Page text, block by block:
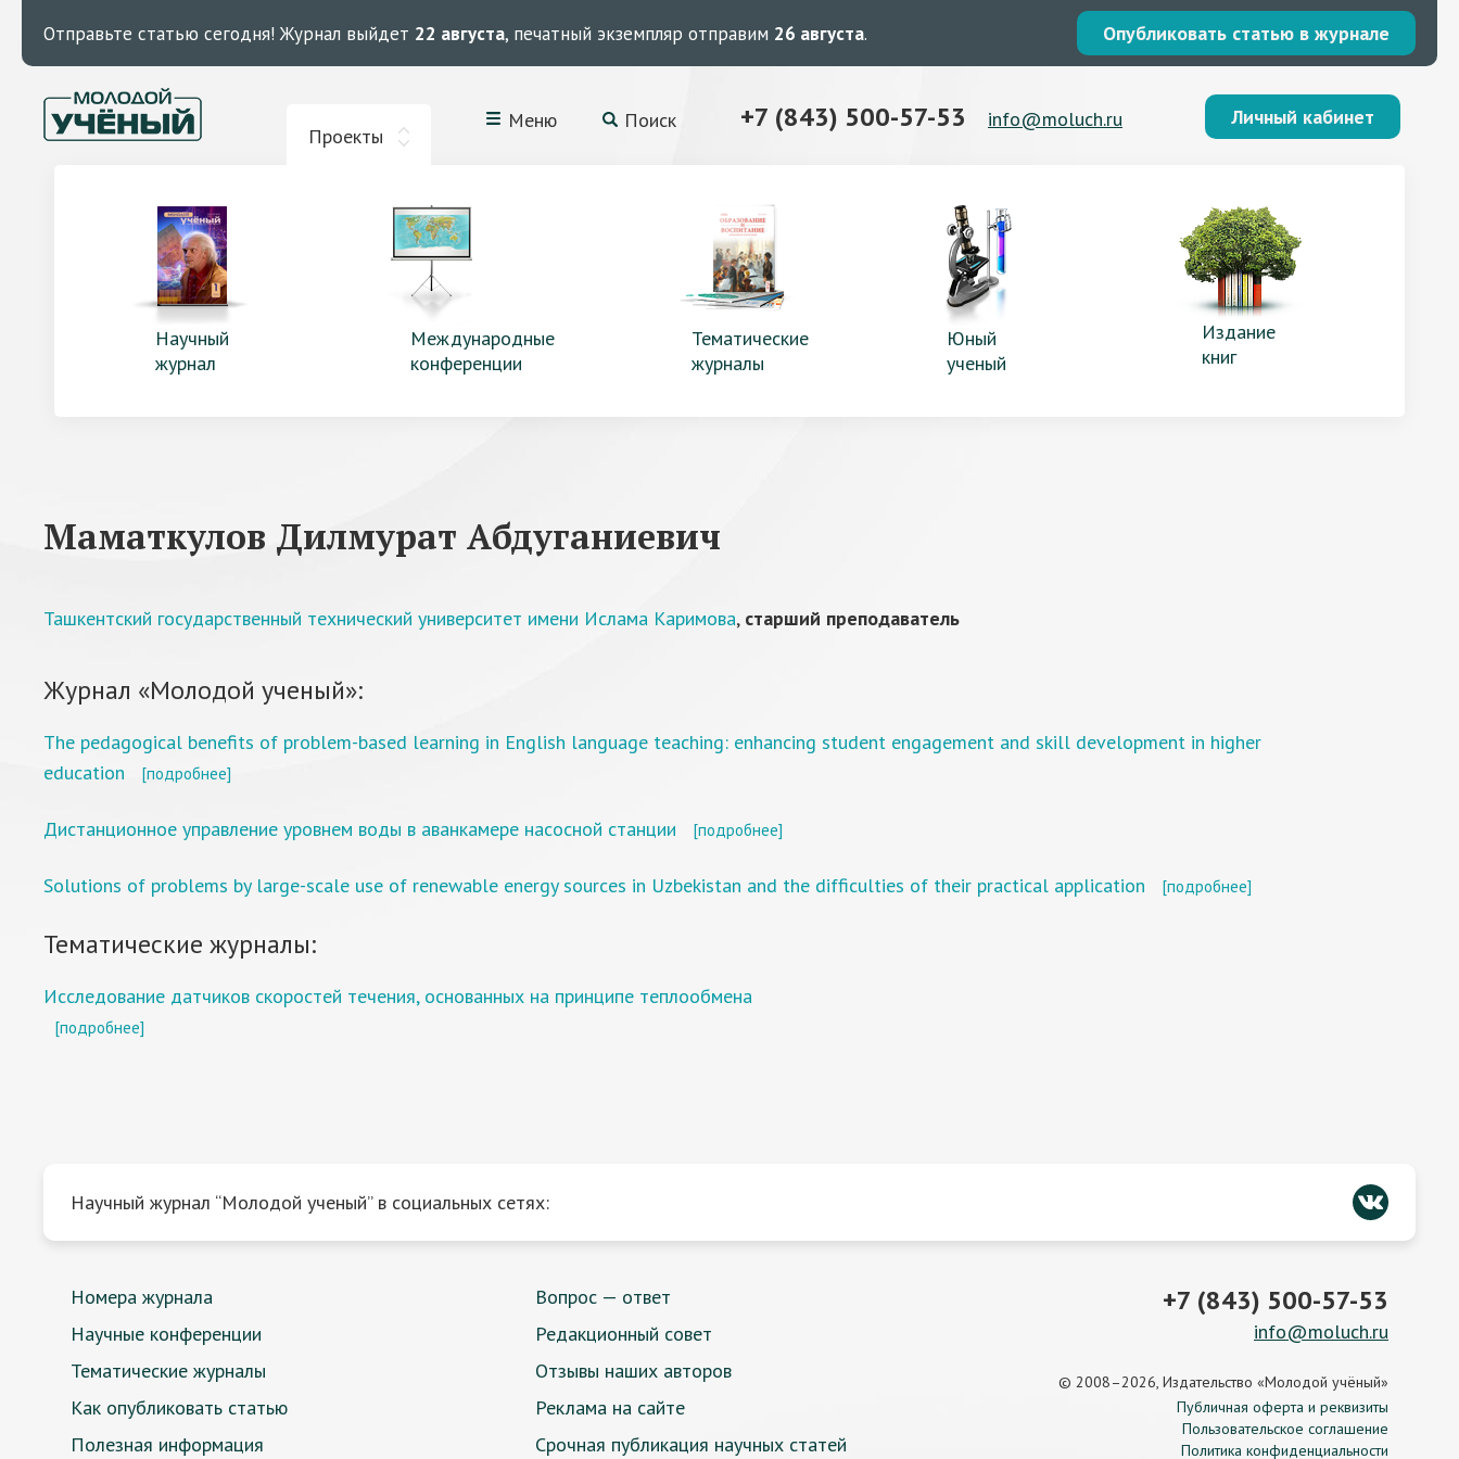
Отправьте статью сегодня! Журнал выйдет 22 августа, печатный экземпляр отправим 26 августа. Опубликовать статью в журнале
Проекты
Меню Поиск +7 (843) 500-57-53 info@moluch.ru Личный кабинет
Научный
журнал
Международные
конференции
Тематические
журналы
Юный
ученый
Издание
книг
Маматкулов Дилмурат Абдуганиевич
Ташкентский государственный технический университет имени Ислама Каримова, старший преподаватель
Журнал «Молодой ученый»:
The pedagogical benefits of problem-based learning in English language teaching: enhancing student engagement and skill development in higher
education
[подробнее]
Дистанционное управление уровнем воды в аванкамере насосной станции [подробнее]
Solutions of problems by large-scale use of renewable energy sources in Uzbekistan and the difficulties of their practical application [подробнее]
Тематические журналы:
Исследование датчиков скоростей течения, основанных на принципе теплообмена
[подробнее]
Научный журнал “Молодой ученый” в социальных сетях:
Номера журнала
Научные конференции
Тематические журналы
Как опубликовать статью
Полезная информация
Вопрос — ответ
Редакционный совет
Отзывы наших авторов
Реклама на сайте
Срочная публикация научных статей
+7 (843) 500-57-53
info@moluch.ru
© 2008–2026, Издательство «Молодой учёный»
Публичная оферта и реквизиты
Пользовательское соглашение
Политика конфиденциальности